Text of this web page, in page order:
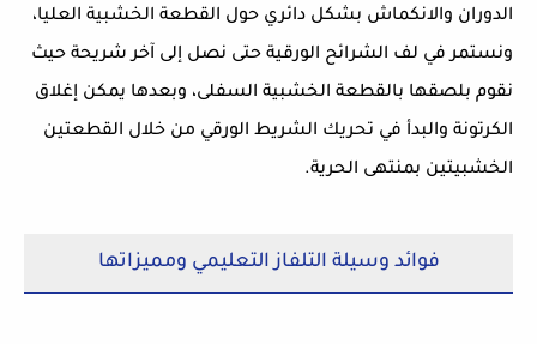
الدوران والانكماش بشكل دائري حول القطعة الخشبية العليا،
ونستمر في لف الشرائح الورقية حتى نصل إلى آخر شريحة حيث
نقوم بلصقها بالقطعة الخشبية السفلى، وبعدها يمكن إغلاق
الكرتونة والبدأ في تحريك الشريط الورقي من خلال القطعتين
الخشبيتين بمنتهى الحرية.
فوائد وسيلة التلفاز التعليمي ومميزاتها